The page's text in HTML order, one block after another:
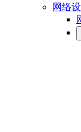
网络